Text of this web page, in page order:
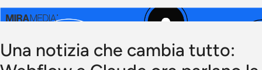
Una notizia che cambia tutto: